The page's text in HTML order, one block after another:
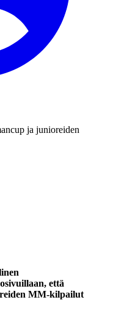
ja junioreiden
että
MM-kilpailut